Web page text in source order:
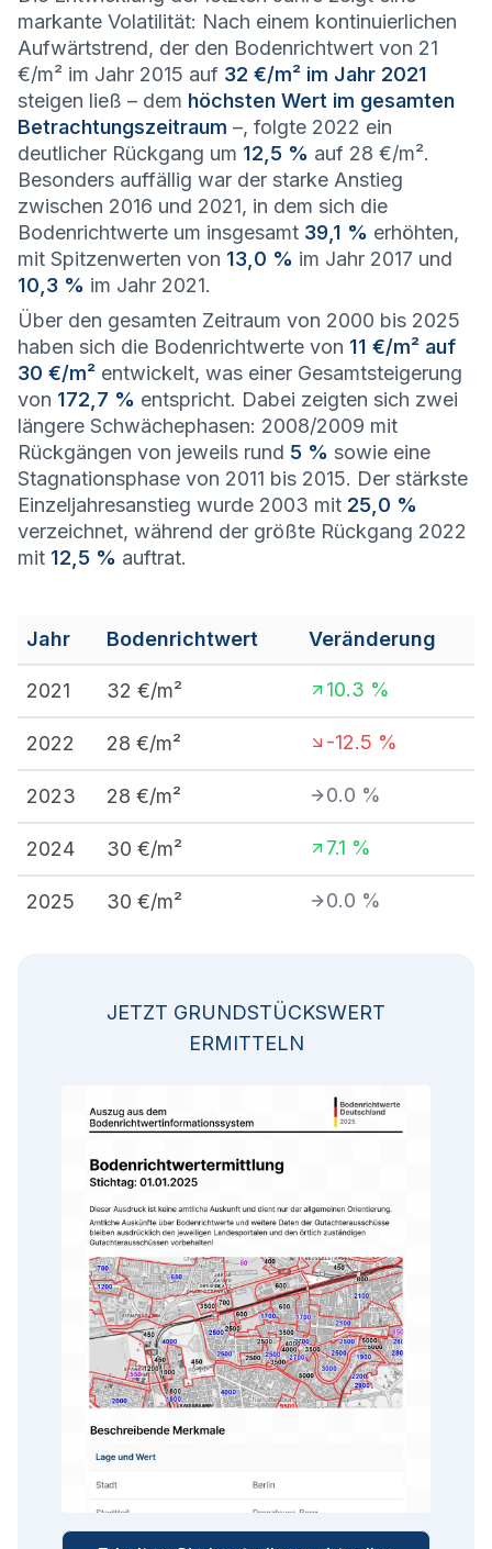
markante Volatilität: Nach einem kontinuierlichen
Aufwärtstrend, der den Bodenrichtwert von 21
€/m² im Jahr 2015 auf 32 €/m² im Jahr 2021
steigen ließ – dem höchsten Wert im gesamten
Betrachtungszeitraum –, folgte 2022 ein
deutlicher Rückgang um 12,5 % auf 28 €/m².
Besonders auffällig war der starke Anstieg
zwischen 2016 und 2021, in dem sich die
Bodenrichtwerte um insgesamt 39,1 % erhöhten,
mit Spitzenwerten von 13,0 % im Jahr 2017 und
10,3 % im Jahr 2021.
Über den gesamten Zeitraum von 2000 bis 2025
haben sich die Bodenrichtwerte von 11 €/m² auf
30 €/m² entwickelt, was einer Gesamtsteigerung
von 172,7 % entspricht. Dabei zeigten sich zwei
längere Schwächephasen: 2008/2009 mit
Rückgängen von jeweils rund 5 % sowie eine
Stagnationsphase von 2011 bis 2015. Der stärkste
Einzeljahresanstieg wurde 2003 mit 25,0 %
verzeichnet, während der größte Rückgang 2022
mit 12,5 % auftrat.
Jahr Bodenrichtwert Veränderung
2021 32 €/m² 10.3 %
2022 28 €/m² -12.5 %
2023 28 €/m² 0.0 %
2024 30 €/m² 7.1 %
2025 30 €/m² 0.0 %
JETZT GRUNDSTÜCKSWERT
ERMITTELN